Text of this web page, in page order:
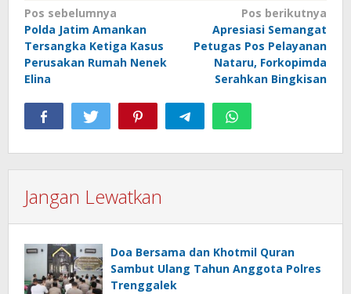
Navigasi
pos
Pos sebelumnya
Polda Jatim Amankan
Tersangka Ketiga Kasus
Perusakan Rumah Nenek
Elina
Pos berikutnya
Apresiasi Semangat
Petugas Pos Pelayanan
Nataru, Forkopimda
Serahkan Bingkisan
Jangan Lewatkan
Doa Bersama dan Khotmil Quran
Sambut Ulang Tahun Anggota Polres
Trenggalek